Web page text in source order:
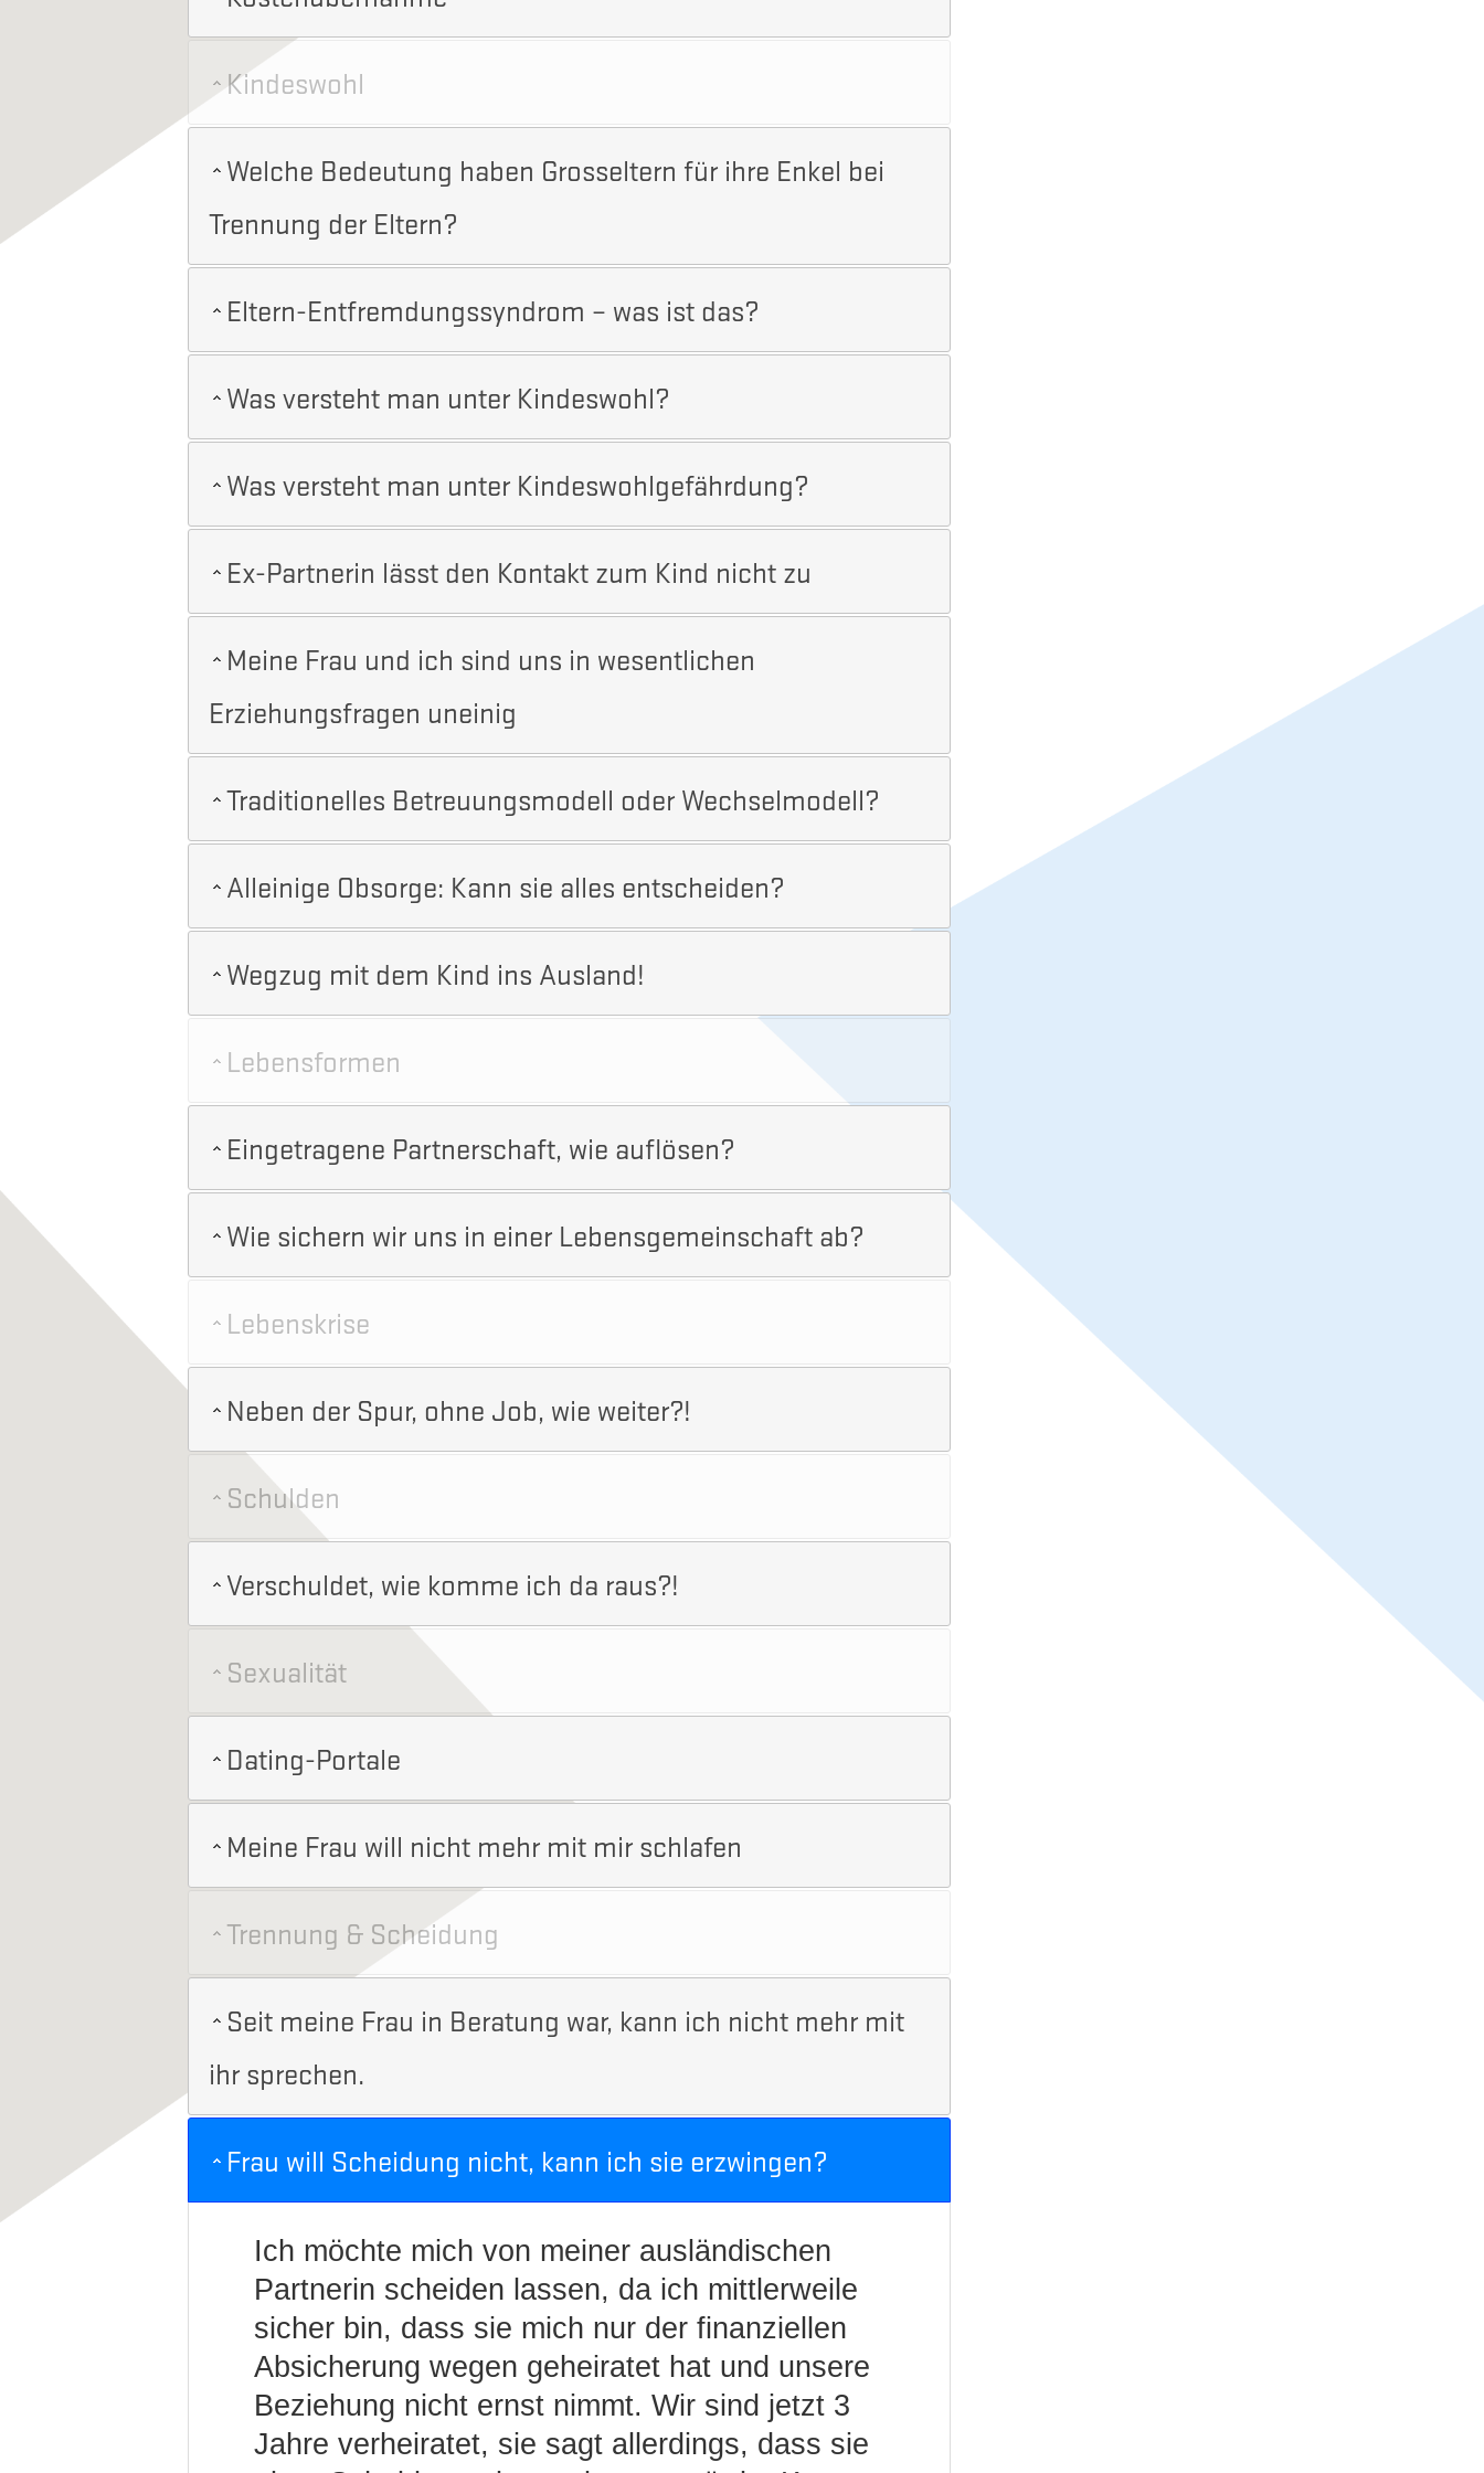
Kindeswohl
Welche Bedeutung haben Grosseltern für ihre Enkel bei
Trennung der Eltern?
Eltern-Entfremdungssyndrom – was ist das?
Was versteht man unter Kindeswohl?
Was versteht man unter Kindeswohlgefährdung?
Ex-Partnerin lässt den Kontakt zum Kind nicht zu
Meine Frau und ich sind uns in wesentlichen
Erziehungsfragen uneinig
Traditionelles Betreuungsmodell oder Wechselmodell?
Alleinige Obsorge: Kann sie alles entscheiden?
Wegzug mit dem Kind ins Ausland!
Lebensformen
Eingetragene Partnerschaft, wie auflösen?
Wie sichern wir uns in einer Lebensgemeinschaft ab?
Lebenskrise
Neben der Spur, ohne Job, wie weiter?!
Schulden
Verschuldet, wie komme ich da raus?!
Sexualität
Dating-Portale
Meine Frau will nicht mehr mit mir schlafen
Trennung & Scheidung
Seit meine Frau in Beratung war, kann ich nicht mehr mit
ihr sprechen.
Frau will Scheidung nicht, kann ich sie erzwingen?
Ich möchte mich von meiner ausländischen
Partnerin scheiden lassen, da ich mittlerweile
sicher bin, dass sie mich nur der finanziellen
Absicherung wegen geheiratet hat und unsere
Beziehung nicht ernst nimmt. Wir sind jetzt 3
Jahre verheiratet, sie sagt allerdings, dass sie